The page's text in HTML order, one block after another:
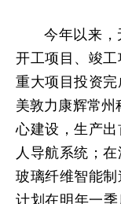
今年以来
开工项目、竣
重大项目投资完
美敦力康辉常州
心建设，生产
人导航系统；
玻璃纤维智能制
计划在明年一